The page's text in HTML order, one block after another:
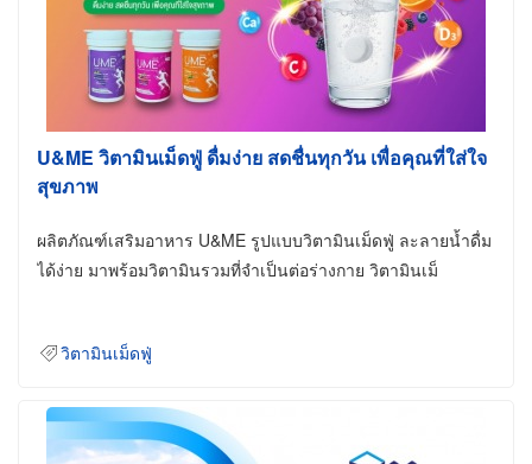
U&ME วิตามินเม็ดฟู่ ดื่มง่าย สดชื่นทุกวัน เพื่อคุณที่ใส่ใจ
สุขภาพ
ผลิตภัณฑ์เสริมอาหาร U&ME รูปแบบวิตามินเม็ดฟู่ ละลายน้ำดื่ม
ได้ง่าย มาพร้อมวิตามินรวมที่จำเป็นต่อร่างกาย วิตามินเม็
วิตามินเม็ดฟู่